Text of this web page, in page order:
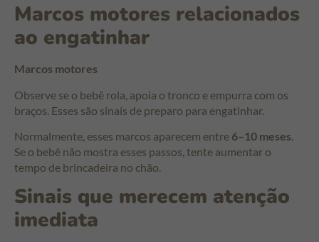
Marcos motores relacionados
ao engatinhar
Marcos motores
Observe se o bebê rola, apoia o tronco e empurra com os
braços. Esses são sinais de preparo para engatinhar.
Normalmente, esses marcos aparecem entre 6–10 meses.
Se o bebê não mostra esses passos, tente aumentar o
tempo de brincadeira no chão.
Sinais que merecem atenção
imediata